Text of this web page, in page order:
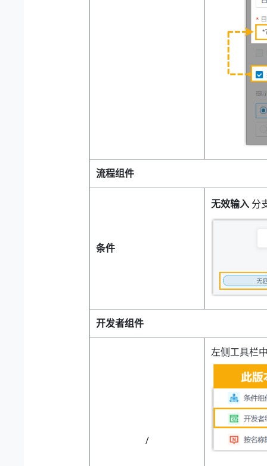
流程组件
条件
无效输入 分
开发者组件
/
左侧工具栏